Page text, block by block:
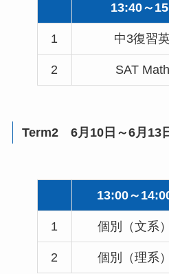
13:40～
1
中3復習
2
SAT
Term2 6月10日～6月13
13:00～
1 個別（文系）
2 個別（理系）